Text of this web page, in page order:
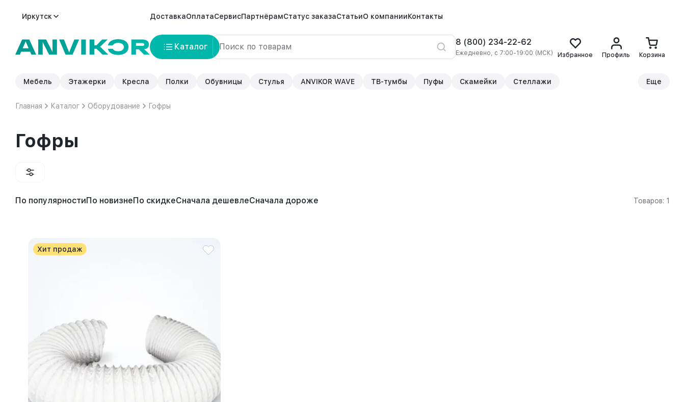
Иркутск ДоставкаОплатаСервисПартнёрамСтатус заказаСтатьиО компанииКонтакты
Каталог 8 (800) 234-22-62
Ежедневно, с 7:00-19:00 (МСК) Избранное Профиль Корзина
Мебель Этажерки Кресла Полки Обувницы Стулья ANVIKOR WAVE ТВ-тумбы Пуфы Скамейки Стеллажи Еще
Главная Каталог Оборудование Гофры
Гофры
По популярностиПо новизнеПо скидкеСначала дешевлеСначала дороже Товаров: 1
Хит продаж